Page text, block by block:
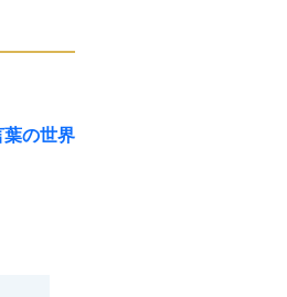
の世界